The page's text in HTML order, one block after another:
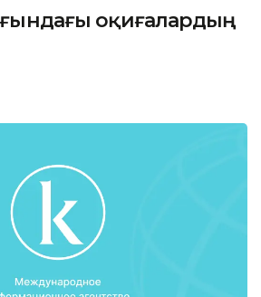
оқиғалардың